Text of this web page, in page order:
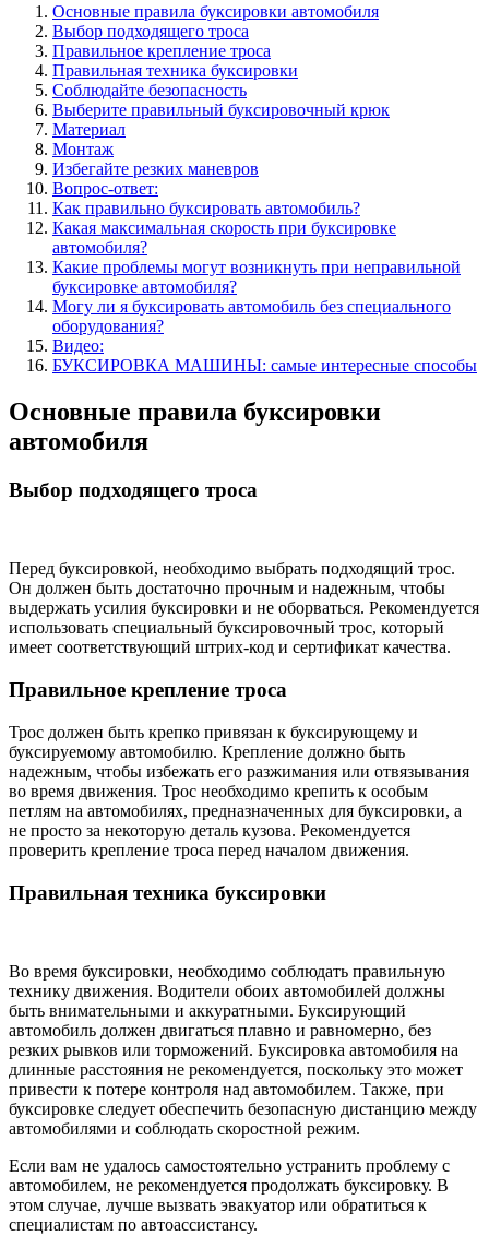
Основные правила буксировки автомобиля
Выбор подходящего троса
Правильное крепление троса
Правильная техника буксировки
Соблюдайте безопасность
Выберите правильный буксировочный крюк
Материал
Монтаж
Избегайте резких маневров
Вопрос-ответ:
Как правильно буксировать автомобиль?
Какая максимальная скорость при буксировке
автомобиля?
Какие проблемы могут возникнуть при неправильной
буксировке автомобиля?
Могу ли я буксировать автомобиль без специального
оборудования?
Видео:
БУКСИРОВКА МАШИНЫ: самые интересные способы
Основные правила буксировки
автомобиля
Выбор подходящего троса
Перед буксировкой, необходимо выбрать подходящий трос.
Он должен быть достаточно прочным и надежным, чтобы
выдержать усилия буксировки и не оборваться. Рекомендуется
использовать специальный буксировочный трос, который
имеет соответствующий штрих-код и сертификат качества.
Правильное крепление троса
Трос должен быть крепко привязан к буксирующему и
буксируемому автомобилю. Крепление должно быть
надежным, чтобы избежать его разжимания или отвязывания
во время движения. Трос необходимо крепить к особым
петлям на автомобилях, предназначенных для буксировки, а
не просто за некоторую деталь кузова. Рекомендуется
проверить крепление троса перед началом движения.
Правильная техника буксировки
Во время буксировки, необходимо соблюдать правильную
технику движения. Водители обоих автомобилей должны
быть внимательными и аккуратными. Буксирующий
автомобиль должен двигаться плавно и равномерно, без
резких рывков или торможений. Буксировка автомобиля на
длинные расстояния не рекомендуется, поскольку это может
привести к потере контроля над автомобилем. Также, при
буксировке следует обеспечить безопасную дистанцию между
автомобилями и соблюдать скоростной режим.
Если вам не удалось самостоятельно устранить проблему с
автомобилем, не рекомендуется продолжать буксировку. В
этом случае, лучше вызвать эвакуатор или обратиться к
специалистам по автоассистансу.